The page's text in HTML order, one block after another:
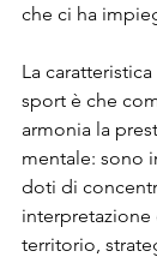
che ci ha
La
sport è che
armonia la
mentale: sono
doti di
interpretazione
territorio,